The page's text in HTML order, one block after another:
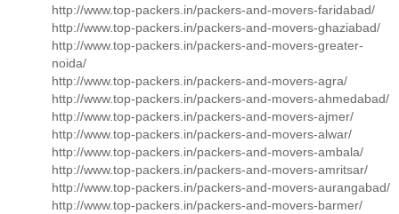
http://www.top-packers.in/packers-and-movers-faridabad/
http://www.top-packers.in/packers-and-movers-ghaziabad/
http://www.top-packers.in/packers-and-movers-greater-
noida/
http://www.top-packers.in/packers-and-movers-agra/
http://www.top-packers.in/packers-and-movers-ahmedabad/
http://www.top-packers.in/packers-and-movers-ajmer/
http://www.top-packers.in/packers-and-movers-alwar/
http://www.top-packers.in/packers-and-movers-ambala/
http://www.top-packers.in/packers-and-movers-amritsar/
http://www.top-packers.in/packers-and-movers-aurangabad/
http://www.top-packers.in/packers-and-movers-barmer/